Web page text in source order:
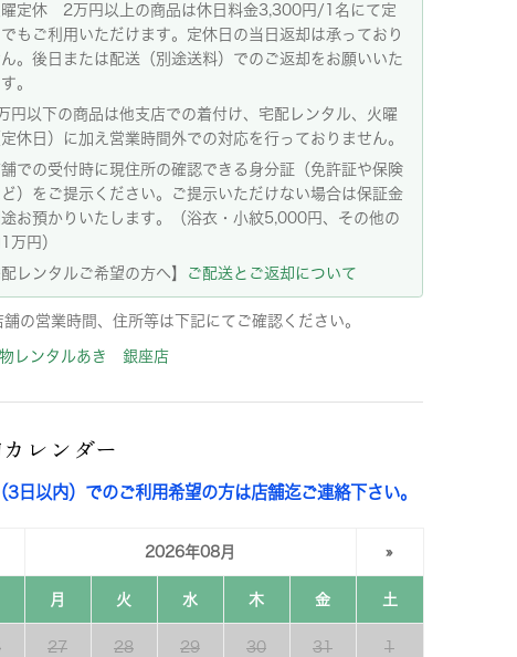
定休 2万円以上の商品は休日料金3,300円/1名にて定
もご利用いただけます。定休日の当日返却は承っており
ん。後日または配送（別途送料）でのご返却をお願いいた
。
円以下の商品は他支店での着付け、宅配レンタル、火曜
定休日）に加え営業時間外での対応を行っておりません。
での受付時に現住所の確認できる身分証（免許証や保険
）をご提示ください。ご提示いただけない場合は保証金
お預かりいたします。（浴衣・小紋5,000円、その他の
万円）
配レンタルご希望の方へ】
ご配送とご返却について
舗の営業時間、住所等は下記にてご確認ください。
レンタルあき 銀座店
レンダー
3日以内）でのご利用希望の方は店舗迄ご連絡下さい。
2026年08月 »
月 火 水 木 金 土
27 28 29 30 31 1